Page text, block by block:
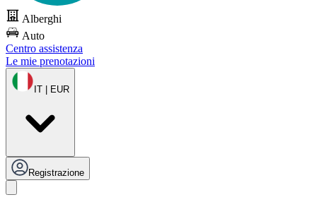
Alberghi
Auto
Centro assistenza
Le mie prenotazioni
IT | EUR
Registrazione